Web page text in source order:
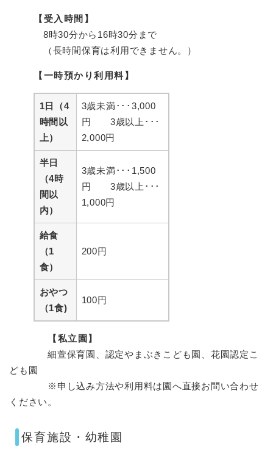
【受入時間】
8時30分から16時30分まで
（長時間保育は利用できません。）
【一時預かり利用料】
1日（4
時間以
上）
3歳未満･･･3,000
円 3歳以上･･･
2,000円
半日
（4時
間以
内）
3歳未満･･･1,500
円 3歳以上･･･
1,000円
給食
（1
食）
200円
おやつ
（1食)
100円
【私立園】
細萱保育園、認定やまぶきこども園、花園認定こ
ども園
※申し込み方法や利用料は園へ直接お問い合わせ
ください。
保育施設・幼稚園